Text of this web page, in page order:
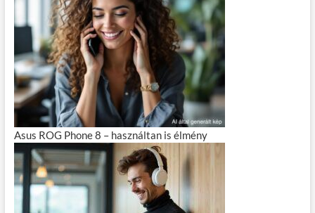
Asus ROG Phone 8 – használtan is élmény